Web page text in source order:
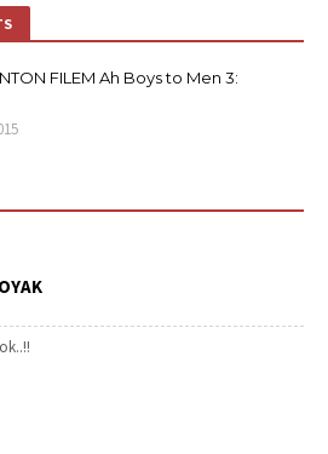
FILEM Ah Boys to Men 3: